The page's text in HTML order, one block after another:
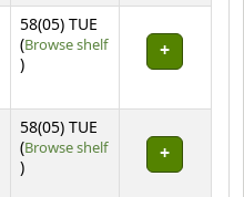
58(05) TUE
(Browse shelf
(Opens below)
)
58(05) TUE
(Browse shelf
(Opens below)
)